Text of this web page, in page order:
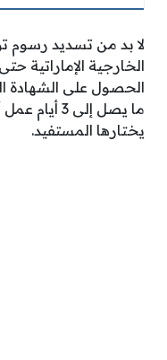
لا بد من تسديد رسوم
الخارجية الإماراتية
الحصول على الشهادة
ما يصل إلى
يختارها المستفيد.